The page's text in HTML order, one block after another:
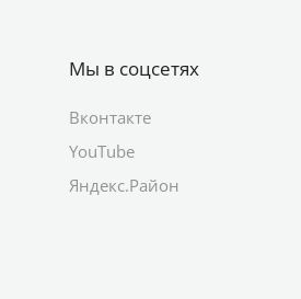
Мы в соцсетях
Вконтакте
YouTube
Яндекс.Район